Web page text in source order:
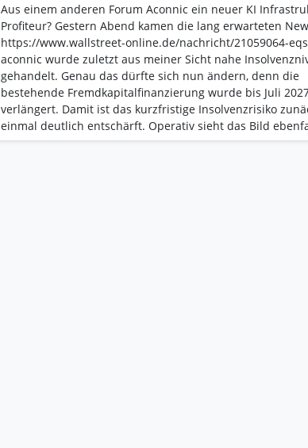
Aus einem anderen Forum Aconnic ein neuer KI
Profiteur? Gestern Abend kamen die lang erwarteten
https://www.wallstreet-online.de/nachricht/21059064-
aconnic wurde zuletzt aus meiner Sicht nahe
gehandelt. Genau das dürfte sich nun ändern, denn die
bestehende Fremdkapitalfinanzierung wurde bis Juli
verlängert. Damit ist das kurzfristige Insolvenzrisiko
einmal deutlich entschärft. Operativ sieht das Bild
deutlich besser aus: Rund 5 Mio. € Kosten wurden